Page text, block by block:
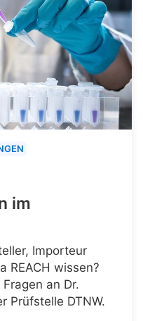
im
Importeur
REACH wissen?
an Dr.
Prüfstelle DTNW.